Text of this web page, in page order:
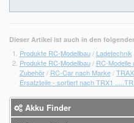
Dieser Artikel ist auch in den
Produkte RC-Modellbau/ Ladetechnik
Produkte RC-Modellbau/ RC-Modelle
Zubehör/ RC-Car nach Marke/
Ersatzteile - sortiert nach TRX1
Akku Finder